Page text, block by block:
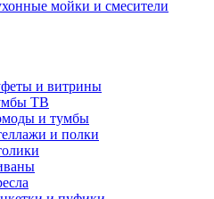
мойки и смесители
и витрины
ТВ
и тумбы
и полки